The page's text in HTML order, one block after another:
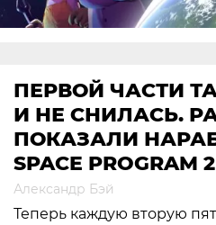
ПЕРВОЙ ЧАСТИ
И НЕ СНИЛАСЬ.
ПОКАЗАЛИ
SPACE PROGRAM 2
Александр Бэй
Теперь каждую вторую